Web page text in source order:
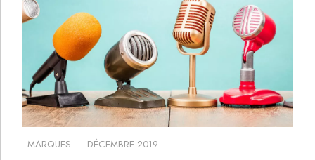
MARQUES DÉCEMBRE 2019